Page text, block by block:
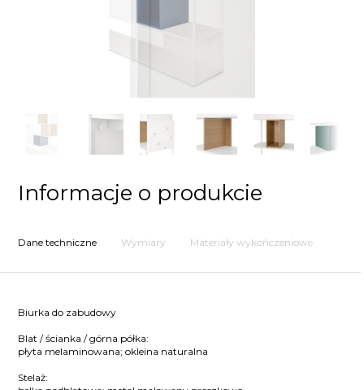
Informacje o produkcie
Dane techniczne Wymiary Materiały wykończeniowe
Biurka do zabudowy
Blat / ścianka / górna półka:
płyta melaminowana; okleina naturalna
Stelaż: